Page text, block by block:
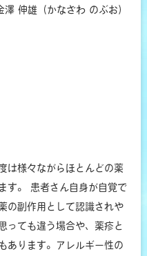
伸雄（かなざわ のぶお）
は様々ながらほとんどの薬
す。 患者さん自身が自覚で
の副作用として認識されや
っても違う場合や、薬疹と
あります。アレルギー性の